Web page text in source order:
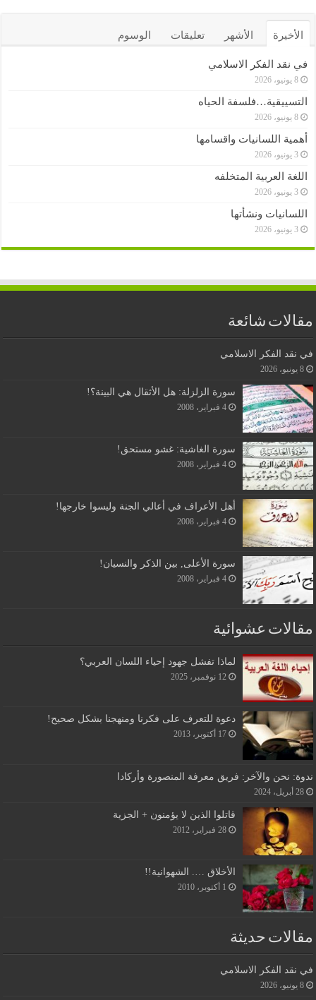
الأخيرة الأشهر تعليقات الوسوم
في نقد الفكر الاسلامي
8 يونيو، 2026
التسييقية…فلسفة الحياه
8 يونيو، 2026
أهمية اللسانيات واقسامها
3 يونيو، 2026
اللغة العربية المتخلفه
3 يونيو، 2026
اللسانيات ونشأتها
3 يونيو، 2026
مقالات شائعة
في نقد الفكر الاسلامي
8 يونيو، 2026
سورة الزلزلة: هل الأثقال هي البينة؟!
4 فبراير، 2008
سورة الغاشية: غشو مستحق!
4 فبراير، 2008
أهل الأعراف في أعالي الجنة وليسوا خارجها!
4 فبراير، 2008
سورة الأعلى, بين الذكر والنسيان!
4 فبراير، 2008
مقالات عشوائية
لماذا تفشل جهود إحياء اللسان العربي؟
12 نوفمبر، 2025
دعوة للتعرف على فكرنا ومنهجنا بشكل صحيح!
17 أكتوبر، 2013
ندوة: نحن والآخر: فريق معرفة المنصورة وأركادا
28 أبريل، 2024
قاتلوا الذين لا يؤمنون + الجزية
28 فبراير، 2012
الأخلاق …. الشهوانية!!
1 أكتوبر، 2010
مقالات حديثة
في نقد الفكر الاسلامي
8 يونيو، 2026